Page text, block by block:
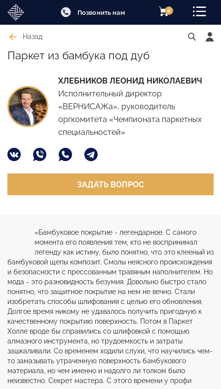
Позвонить нам 0
Назад
Паркет из бамбука под дуб
ХЛЕБНИКОВ ЛЕОНИД НИКОЛАЕВИЧ
Исполнительный директор
«ВЕРНИСАЖа», руководитель
оргкомитета «Чемпионата паркетных
специальностей»
ЗАДАТЬ ВОПРОС
«Бамбуковое покрытие - легендарное. С самого
момента его появления тем, кто не воспринимал
легенду как истину, было понятно, что это клееный из
бамбуковой щепы композит. Смолы неясного происхождения
и безопасности с прессованным травяным наполнителем. Но
мода - это разновидность безумия. Довольно быстро стало
понятно, что защитное покрытие на нем не вечно. Стали
изобретать способы шлифования с целью его обновления.
Долгое время никому не удавалось получить пригодную к
качественному покрытию поверхность. Потом в Паркет
Холле вроде бы справились со шлифовкой с помощью
алмазного инструмента, но трудоемкость и затраты
зашкаливали. Со временем ходили слухи, что научились чем-
то замазывать утраченную поверхность бамбукового
материала, но чем именно и надолго ли толком было
неизвестно. Секрет мастера. С этого времени у профи